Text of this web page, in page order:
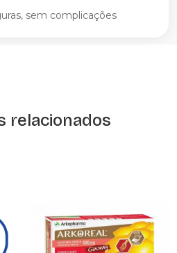
sem complicações
relacionados